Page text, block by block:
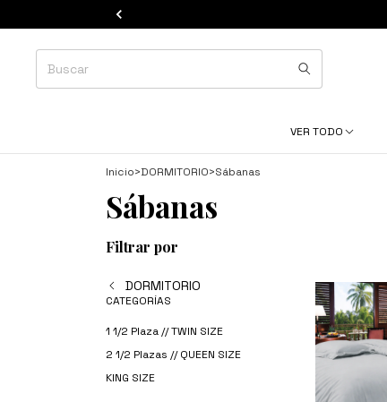
VER TODO
Inicio>DORMITORIO>Sábanas
Sábanas
Filtrar por
DORMITORIO
CATEGORÍAS
1 1/2 Plaza // TWIN SIZE
2 1/2 Plazas // QUEEN SIZE
KING SIZE